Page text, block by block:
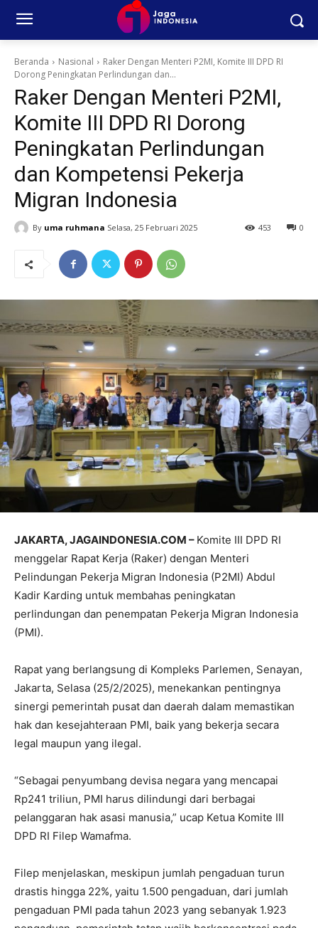
Beranda Nasional
Raker Dengan Menteri P2MI, Komite III DPD RI
Dorong Peningkatan Perlindungan dan...
Raker Dengan Menteri P2MI,
Komite III DPD RI Dorong
Peningkatan Perlindungan
dan Kompetensi Pekerja
Migran Indonesia
By uma ruhmana Selasa, 25 Februari 2025 0
453
JAKARTA, JAGAINDONESIA.COM – Komite III DPD RI
menggelar Rapat Kerja (Raker) dengan Menteri
Pelindungan Pekerja Migran Indonesia (P2MI) Abdul
Kadir Karding untuk membahas peningkatan
perlindungan dan penempatan Pekerja Migran Indonesia
(PMI).
Rapat yang berlangsung di Kompleks Parlemen, Senayan,
Jakarta, Selasa (25/2/2025), menekankan pentingnya
sinergi pemerintah pusat dan daerah dalam memastikan
hak dan kesejahteraan PMI, baik yang bekerja secara
legal maupun yang ilegal.
“Sebagai penyumbang devisa negara yang mencapai
Rp241 triliun, PMI harus dilindungi dari berbagai
pelanggaran hak asasi manusia,” ucap Ketua Komite III
DPD RI Filep Wamafma.
Filep menjelaskan, meskipun jumlah pengaduan turun
drastis hingga 22%, yaitu 1.500 pengaduan, dari jumlah
pengaduan PMI pada tahun 2023 yang sebanyak 1.923